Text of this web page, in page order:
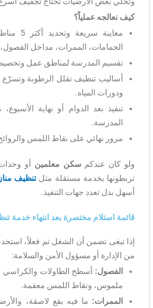
كيف نعالجه عملياً؟
معاينة
الحمامات، الممرات، مداخل
تقسيم المدرسة لمناطق عمل
أساليب تنظيف تقلل الرطوبة
ودورات المياه.
تنفيذ بعد الدوام أو نهاية
المدرسة.
مرور نهائي على نقاط اللمس
ولو كان عندكم سكن معلمين أو
تربطونها بخدمة مستقلة مثل تنظيف
أسهل بدل تعدد جهات التنفيذ.
قائمة استلام مختصرة بعد انتهاء خدمة
إذا تبغى تضمن أن الشغل تم فعلاً،
من الإدارة أو مسؤول الأمن والسلامة:
الفصول: أسطح الطاولات والكراسي
ملموس، ونقاط اللمس معقمة.
الممرات: ما فيه بقع لاصقة،